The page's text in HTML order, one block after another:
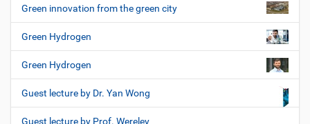
Green innovation from the green city
Green Hydrogen
Green Hydrogen
Guest lecture by Dr. Yan Wong
Guest lecture by Prof. Wereley